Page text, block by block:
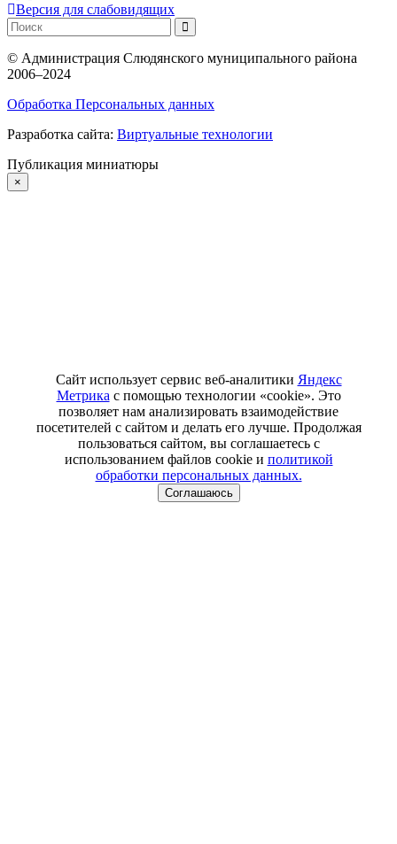
Версия для слабовидящих
© Администрация Слюдянского муниципального района
2006–2024
Обработка Персональных данных
Разработка сайта: Виртуальные технологии
Публикация миниатюры
×
Сайт использует сервис веб-аналитики Яндекс
Метрика с помощью технологии «cookie». Это
позволяет нам анализировать взаимодействие
посетителей с сайтом и делать его лучше. Продолжая
пользоваться сайтом, вы соглашаетесь с
использованием файлов cookie и политикой
обработки персональных данных.
Соглашаюсь